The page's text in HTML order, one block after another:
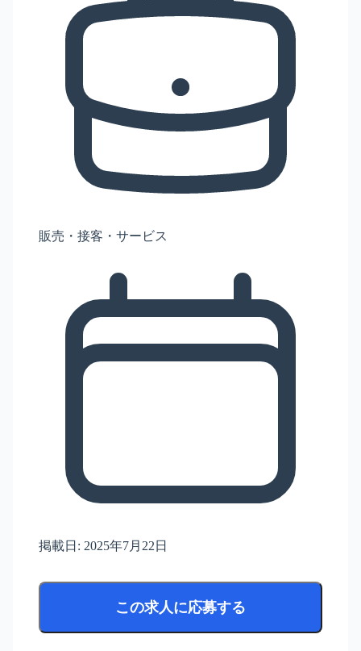
販売・接客・サービス
掲載日: 2025年7月22日
この求人に応募する